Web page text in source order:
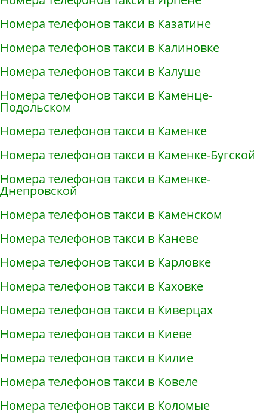
Номера телефонов такси в Казатине
Номера телефонов такси в Калиновке
Номера телефонов такси в Калуше
Номера телефонов такси в Каменце-
Подольском
Номера телефонов такси в Каменке
Номера телефонов такси в Каменке-Бугской
Номера телефонов такси в Каменке-
Днепровской
Номера телефонов такси в Каменском
Номера телефонов такси в Каневе
Номера телефонов такси в Карловке
Номера телефонов такси в Каховке
Номера телефонов такси в Киверцах
Номера телефонов такси в Киеве
Номера телефонов такси в Килие
Номера телефонов такси в Ковеле
Номера телефонов такси в Коломые